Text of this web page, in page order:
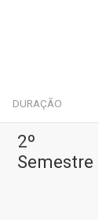
DURAÇÃO
2º
Semestre